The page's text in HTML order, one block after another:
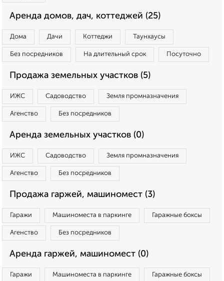
Аренда домов, дач, коттеджей (25)
Дома Дачи Коттеджи Таунхаусы
Без посредников На длительный срок Посуточно
Продажа земельных участков (5)
ИЖС Садоводство Земля промназначения
Агенство Без посредников
Аренда земельных участков (0)
ИЖС Садоводство Земля промназначения
Агенство Без посредников
Продажа гаржей, машиномест (3)
Гаражи Машиноместа в паркинге Гаражные боксы
Агенство Без посредников
Аренда гаржей, машиномест (0)
Гаражи Машиноместа в паркинге Гаражные боксы